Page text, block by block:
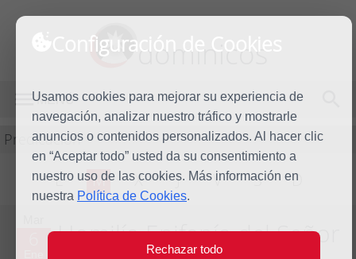
Configuración de Cookies
Usamos cookies para mejorar su experiencia de
navegación, analizar nuestro tráfico y mostrarle
anuncios o contenidos personalizados. Al hacer clic
en “Aceptar todo” usted da su consentimiento a
nuestro uso de las cookies. Más información en
nuestra Política de Cookies.
Rechazar todo
dominicos
MENÚ
Predicación
L M X J V S D
Homilía Epifanía del Señor